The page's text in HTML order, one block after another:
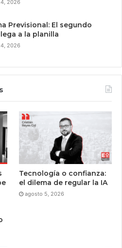
2026
Previsional: El segundo
a la planilla
2026
Tecnología o confianza:
el dilema de regular la IA
agosto 5, 2026